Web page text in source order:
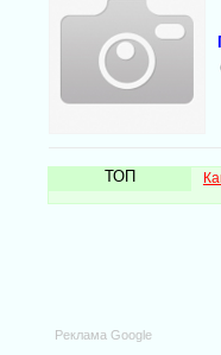
ТОП
Реклама Google